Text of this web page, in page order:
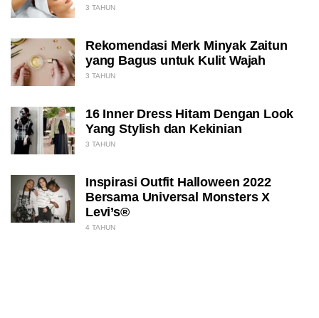
3 TAHUN
Rekomendasi Merk Minyak Zaitun
yang Bagus untuk Kulit Wajah
3 TAHUN
16 Inner Dress Hitam Dengan Look
Yang Stylish dan Kekinian
3 TAHUN
Inspirasi Outfit Halloween 2022
Bersama Universal Monsters X
Levi’s®
4 TAHUN